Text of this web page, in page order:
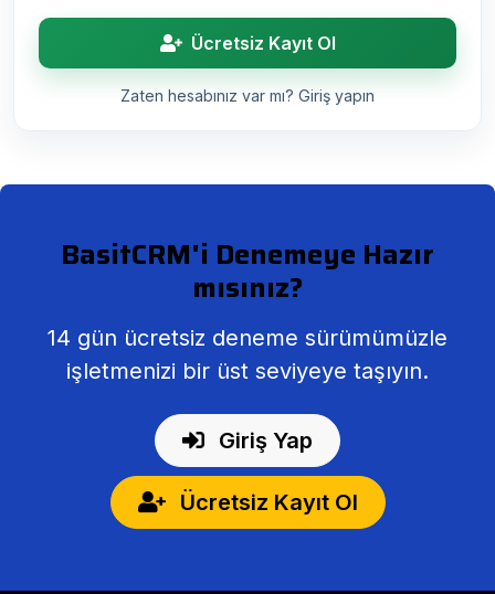
Ücretsiz Kayıt Ol
Zaten hesabınız var mı? Giriş yapın
BasitCRM'i Denemeye Hazır
mısınız?
14 gün ücretsiz deneme sürümümüzle
işletmenizi bir üst seviyeye taşıyın.
Giriş Yap
Ücretsiz Kayıt Ol